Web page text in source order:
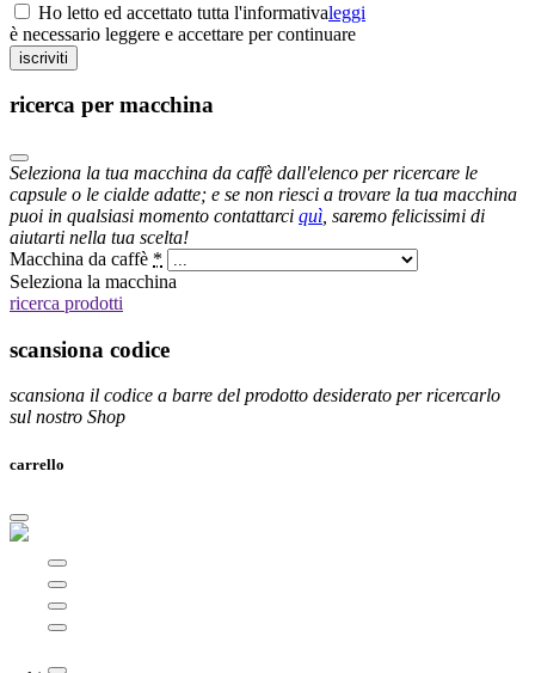
Ho letto ed accettato tutta l'informativaleggi
è necessario leggere e accettare per continuare
iscriviti
ricerca per macchina
Seleziona la tua macchina da caffè dall'elenco per ricercare le
capsule o le cialde adatte; e se non riesci a trovare la tua macchina
puoi in qualsiasi momento contattarci quì , saremo felicissimi di
aiutarti nella tua scelta!
Macchina da caffè *
Seleziona la macchina
ricerca prodotti
scansiona codice
scansiona il codice a barre del prodotto desiderato per ricercarlo
sul nostro Shop
carrello